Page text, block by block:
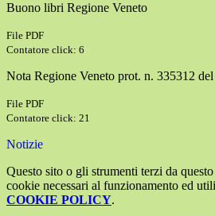
Buono libri Regione Veneto
File PDF
Contatore click: 6
Nota Regione Veneto prot. n. 335312
File PDF
Contatore click: 21
Notizie
Questo sito o gli strumenti terzi da
cookie necessari al funzionamento ed
COOKIE POLICY.